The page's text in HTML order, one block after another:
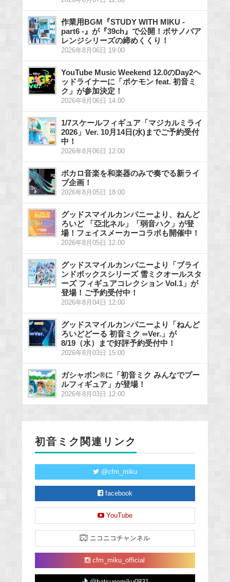
作業用BGM『STUDY WITH MIKU -
part6 -』が『39ch』で公開！ボサノバア
レンジシリーズの締めくくり！
2026年8月06日 19:00
YouTube Music Weekend 12.0のDay2ヘ
ッドライナーに「ポケモン feat. 初音ミ
ク」が参加決定！
2026年8月06日 14:00
1/7スケールフィギュア「マジカルミライ
2026」Ver. 10月14日(水)までご予約受付
中！
2026年8月06日 12:00
ボカロ音楽を和楽器のみで奏でる新ライ
ブ企画！
2026年8月05日 18:00
グッドスマイルカンパニーより、ねんど
ろいど 「亞北ネル」「弱音ハク」が登
場！フェイスメーカーコラボも開催中！
2026年8月05日 12:00
グッドスマイルカンパニーより「ブライ
ンドボックスシリーズ 雪ミクオールスタ
ーズ フィギュアコレクション Vol.1」が
登場！ご予約受付中！
2026年8月04日 12:00
グッドスマイルカンパニーより「ねんど
ろいどどーる 初音ミク ∞Ver.」が
8/19（水）まで好評予約受付中！
2026年8月03日 15:00
ガシャポン®に「初音ミク みんなでプー
ルフィギュア」が登場！
2026年8月03日 12:00
初音ミク関連リンク
@cfm_miku
facebook
YouTube
ニコニコチャンネル
cfm_miku_official